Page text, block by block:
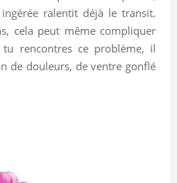
ralentit déjà le transit.
cela peut même compliquer
tu rencontres ce problème, il
de douleurs, de ventre gonflé